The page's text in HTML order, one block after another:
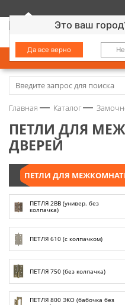
Это ваш
Да все верно
КАТАЛОГ
Замочно-скобяные изделия
Колеса
Крепёж
Круги и абразивы
Нержавейка
Химия
Хозтовары
Главная Каталог
ПЕТЛИ ДЛЯ
ДВЕРЕЙ
ПЕТЛИ ДЛЯ
ПЕТЛЯ 2ВВ (универ. без
колпачка)
ПЕТЛЯ 610 (с колпачком)
ПЕТЛЯ 750 (без колпачка)
ПЕТЛЯ 800 ЭКО (бабочка без